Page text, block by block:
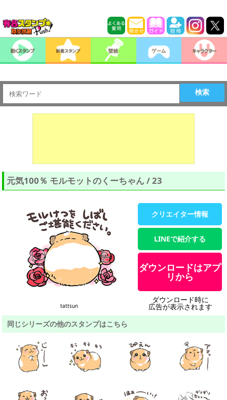
検索
元気100％ モルモットのくーちゃん / 23
tattsun
クリエイター情報
LINEで紹介する
ダウンロードはアプ
リから
ダウンロード時に
広告が表示されます
同じシリーズの他のスタンプはこちら